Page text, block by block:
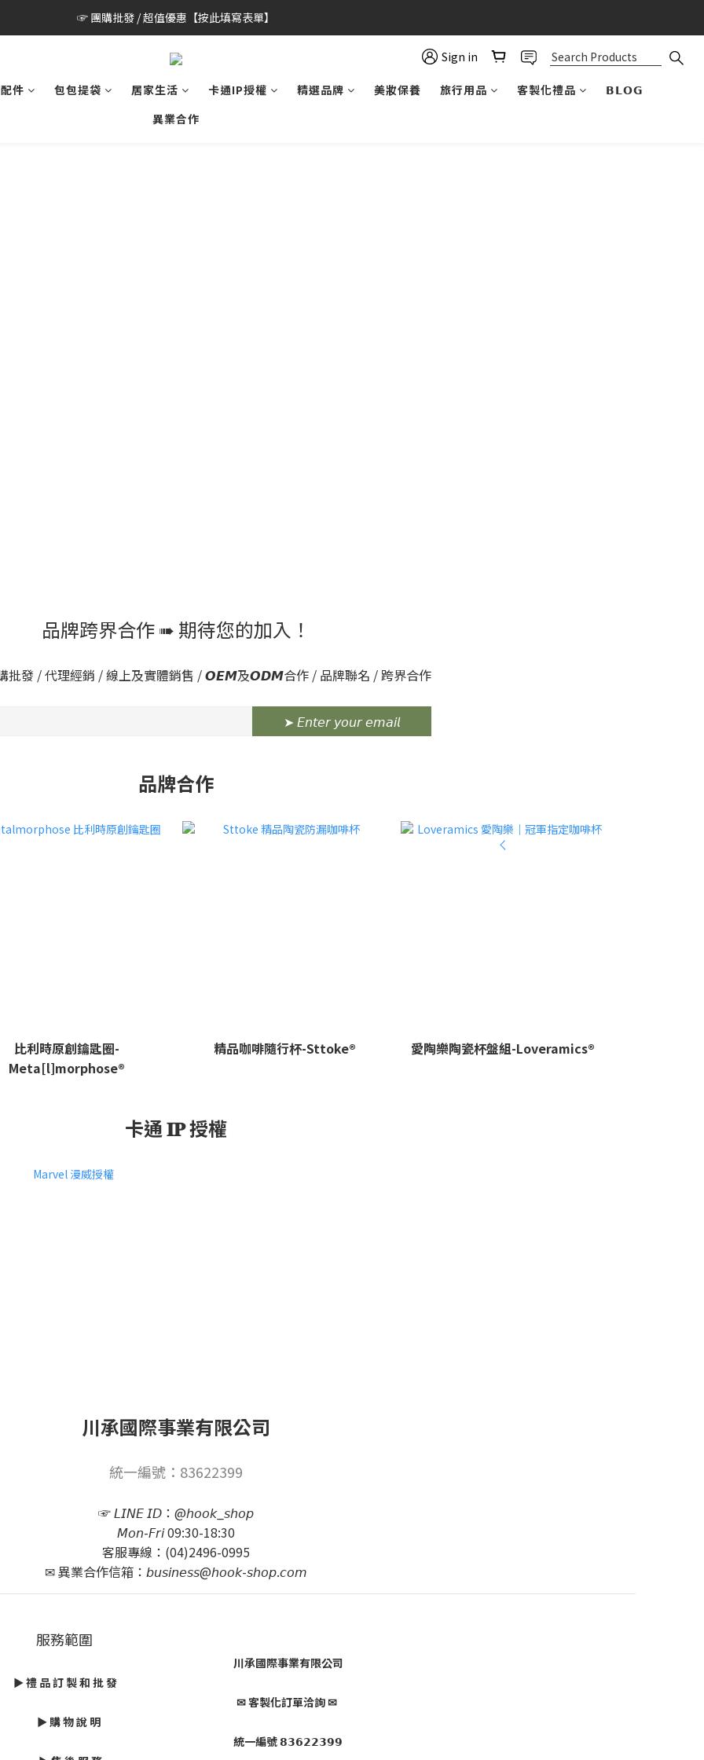
☞ 團購批發 / 超值優惠【按此填寫表單】
Sign in
件 包包提袋 居家生活 卡通IP授權 精選品牌 美妝保養 旅行用品 客製化禮品
𝗕𝗟𝗢𝗚
異業合作
品牌跨界合作 ➠ 期待您的加入！
批發 / 代理經銷 / 線上及實體銷售 / 𝙊𝙀𝙈及𝙊𝘿𝙈合作 / 品牌聯名 / 跨界合作
➤ 𝘌𝘯𝘵𝘦𝘳 𝘺𝘰𝘶𝘳 𝘦𝘮𝘢𝘪𝘭
品牌合作
比利時原創鑰匙圈-
Meta[l]morphose®
精品咖啡隨行杯-Sttoke® 愛陶樂陶瓷杯盤組-Loveramics®
卡通 𝐈𝐏 授權
川承國際事業有限公司
統一編號：83622399
☞ 𝘓𝘐𝘕𝘌 𝘐𝘋：@𝘩𝘰𝘰𝘬_𝘴𝘩𝘰𝘱
𝘔𝘰𝘯-𝘍𝘳𝘪 09:30-18:30
客服專線：(04)2496-0995
✉ 異業合作信箱：𝘣𝘶𝘴𝘪𝘯𝘦𝘴𝘴@𝘩𝘰𝘰𝘬-𝘴𝘩𝘰𝘱.𝘤𝘰𝘮
服務範圍
► 禮 品 訂 製 和 批 發
► 購 物 說 明
川承國際事業有限公司
✉ 客製化訂單洽詢 ✉
統一編號 𝟴𝟯𝟲𝟮𝟮𝟯𝟵𝟵